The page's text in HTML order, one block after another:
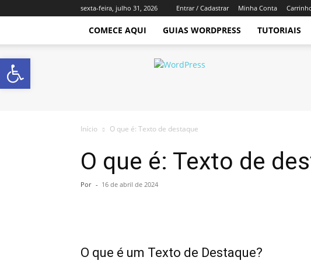
sexta-feira, julho 31, 2026 Entrar / Cadastrar Minha Conta
COMECE AQUI GUIAS WORDPRESS TUTORIAIS
Início O que é: Texto de destaque
O que é: Texto de
Por - 16 de abril de 2024
O que é um Texto de Destaque?
Abrir a barra de ferramentas